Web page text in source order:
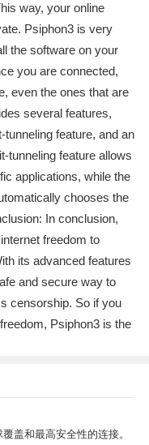
way, your online
Psiphon3 is very
the software on your
you are connected,
even the ones that are
several features,
tunneling feature, and an
tunneling feature allows
applications, while the
chooses the
In conclusion,
freedom to
its advanced features
and secure way to
censorship. So if you
Psiphon3 is the
盖和最高安全性的连接。